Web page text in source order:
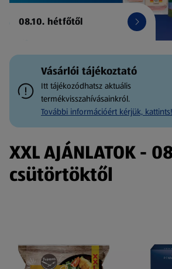
08.10. hétfőtől
Vásárlói tájékoztató
Itt tájékozódhatsz aktuális
termékvisszahívásainkról.
További információért kérjük, kattints!
XXL AJÁNLATOK -
csütörtöktől